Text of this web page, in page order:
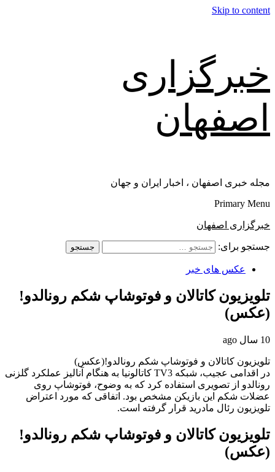
Skip to content
خبرگزاری
اصفهان
مجله خبری اصفهان ، اخبار ایران و جهان
Primary Menu
خبرگزاری اصفهان
جستجو برای:
عکس های خبر
تلویزیون کاتالان و فوتوشاپ شکم رونالدو!
(عکس)
10 سال ago
تلویزیون کاتالان و فوتوشاپ شکم رونالدو!(عکس)
در اقدامی عجیب، شبکه TV3 کاتالونیا به هنگام آنالیز عملکرد گلزنی
رونالدو از تصویری استفاده کرد که به وضوح، فوتوشاپ روی
عضلات شکم این بازیکن مشخص بود. اتفاقی که مورد اعتراض
تلویزیون رئال مادرید قرار گرفته است.
تلویزیون کاتالان و فوتوشاپ شکم رونالدو!
(عکس)